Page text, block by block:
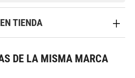
TIENDA
DE LA MISMA MARCA